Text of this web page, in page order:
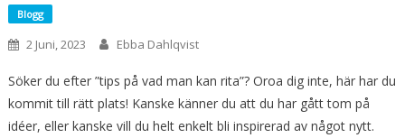
Blogg
2 Juni, 2023 Ebba Dahlqvist
Söker du efter ”tips på vad man kan rita”? Oroa dig inte, här har du
kommit till rätt plats! Kanske känner du att du har gått tom på
idéer, eller kanske vill du helt enkelt bli inspirerad av något nytt.